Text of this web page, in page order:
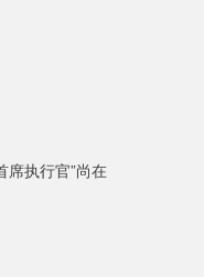
执行官”尚在